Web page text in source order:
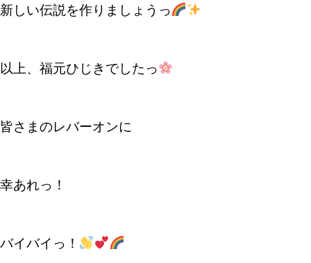
新しい伝説を作りましょうっ
以上、福元ひじきでしたっ
皆さまのレバーオンに
幸あれっ！
バイバイっ！